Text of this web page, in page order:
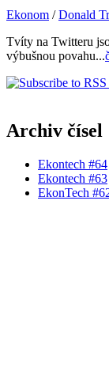
Ekonom /Donald
Tvíty na Twitteru
výbušnou povahu...
Archiv čísel
Ekontech #64
Ekontech #63
EkonTech